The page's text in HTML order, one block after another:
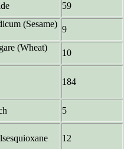
59
(Sesame)
9
(Wheat)
10
184
5
12